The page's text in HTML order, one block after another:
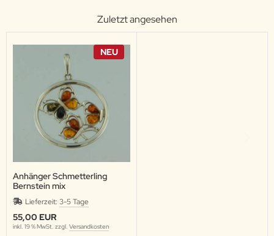
Zuletzt angesehen
NEU
Anhänger Schmetterling
Bernstein mix
Lieferzeit: 3-5 Tage
55,00 EUR
inkl. 19 % MwSt. zzgl. Versandkosten